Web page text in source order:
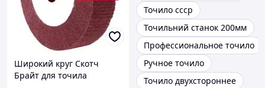
Широкий круг Скотч
Брайт для точила
Точило ссср
Точильний станок 200мм
Профессиональное точило
Ручное точило
Точило двухстороннее